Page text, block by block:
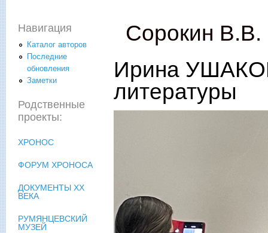
Сорокин В.В.
Ирина
литературы
Навигация
Каталог авторов
Последние
обновления
Заметки
Родственные
проекты:
ХРОНОС
ФОРУМ ХРОНОСА
ДОКУМЕНТЫ XX
ВЕКА
РУМЯНЦЕВСКИЙ
МУЗЕЙ